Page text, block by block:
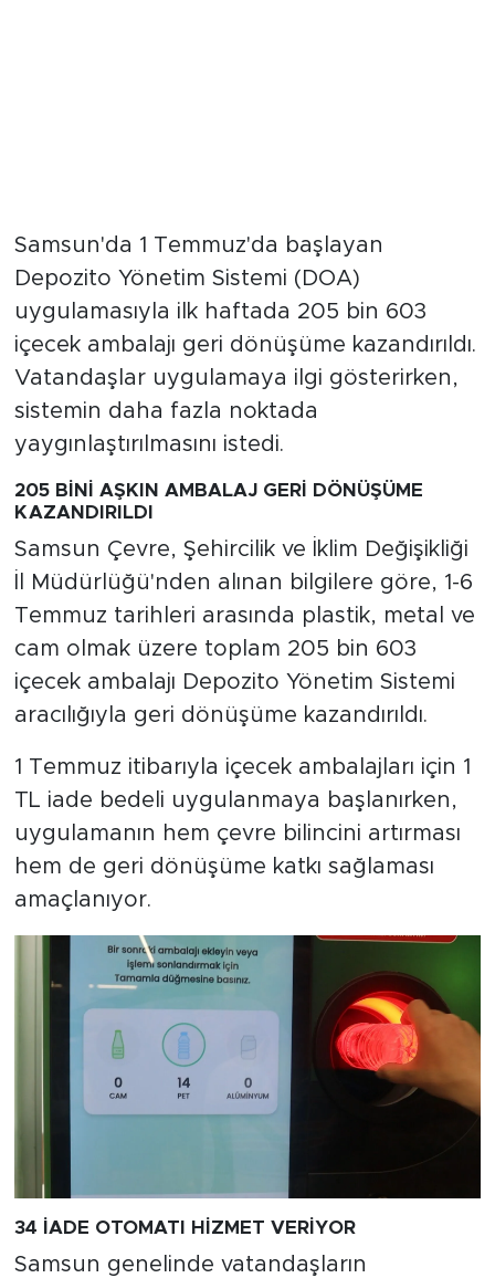
Samsun'da 1 Temmuz'da başlayan
Depozito Yönetim Sistemi (DOA)
uygulamasıyla ilk haftada 205 bin 603
içecek ambalajı geri dönüşüme kazandırıldı.
Vatandaşlar uygulamaya ilgi gösterirken,
sistemin daha fazla noktada
yaygınlaştırılmasını istedi.
205 BİNİ AŞKIN AMBALAJ GERİ DÖNÜŞÜME
KAZANDIRILDI
Samsun Çevre, Şehircilik ve İklim Değişikliği
İl Müdürlüğü'nden alınan bilgilere göre, 1-6
Temmuz tarihleri arasında plastik, metal ve
cam olmak üzere toplam 205 bin 603
içecek ambalajı Depozito Yönetim Sistemi
aracılığıyla geri dönüşüme kazandırıldı.
1 Temmuz itibarıyla içecek ambalajları için 1
TL iade bedeli uygulanmaya başlanırken,
uygulamanın hem çevre bilincini artırması
hem de geri dönüşüme katkı sağlaması
amaçlanıyor.
34 İADE OTOMATI HİZMET VERİYOR
Samsun genelinde vatandaşların